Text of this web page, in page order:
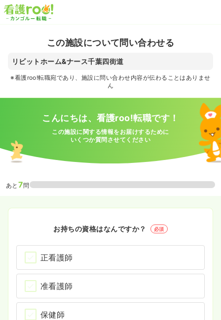
この施設について問い合わせる
リビットホーム&ナース千葉四街道
※看護roo!転職宛であり、施設に問い合わせ内容が伝わることはありませ
ん
こんにちは、看護roo!転職です！
この施設に関する情報をお届けするために
いくつか質問させてください
あと 7問
お持ちの資格はなんですか？ 必須
正看護師
准看護師
保健師